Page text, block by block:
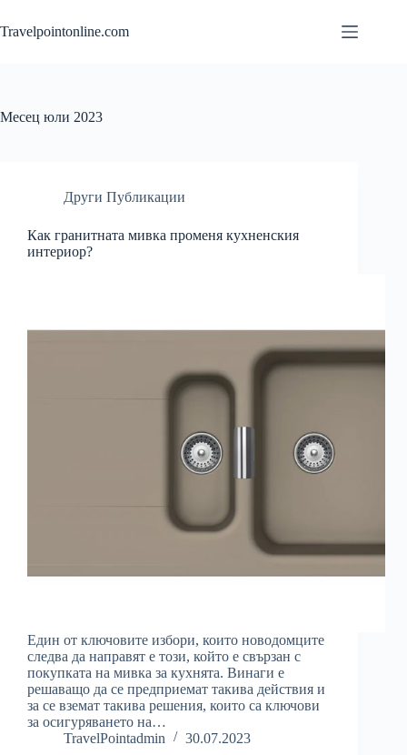
to
content
Travelpointonline.com
Месец юли 2023
Други Публикации
Как гранитната мивка променя кухненския
интериор?
Един от ключовите избори, които новодомците
следва да направят е този, който е свързан с
покупката на мивка за кухнята. Винаги е
решаващо да се предприемат такива действия и
за се вземат такива решения, които са ключови
за осигуряването на…
TravelPointadmin
30.07.2023